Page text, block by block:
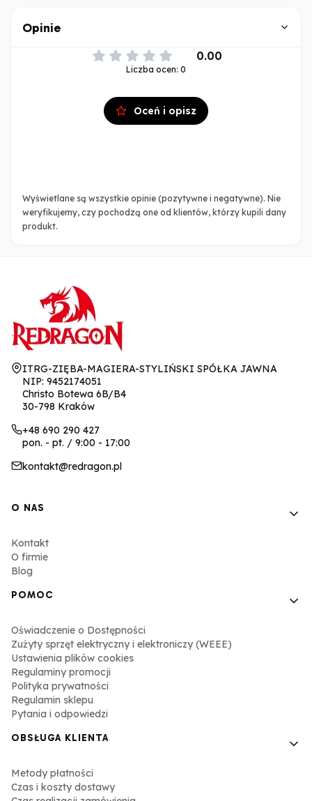
Opinie
0.00
Liczba ocen: 0
Oceń i opisz
Wyświetlane są wszystkie opinie (pozytywne i negatywne). Nie
weryfikujemy, czy pochodzą one od klientów, którzy kupili dany
produkt.
Adres:
ITRG-ZIĘBA-MAGIERA-STYLIŃSKI SPÓŁKA JAWNA
NIP: 9452174051
Christo Botewa 6B/B4
30-798 Kraków
+48 690 290 427
pon. - pt. / 9:00 - 17:00
kontakt@redragon.pl
Linki w stopce
O NAS
Kontakt
O firmie
Blog
POMOC
Oświadczenie o Dostępności
Zużyty sprzęt elektryczny i elektroniczy (WEEE)
Ustawienia plików cookies
Regulaminy promocji
Polityka prywatności
Regulamin sklepu
Pytania i odpowiedzi
OBSŁUGA KLIENTA
Metody płatności
Czas i koszty dostawy